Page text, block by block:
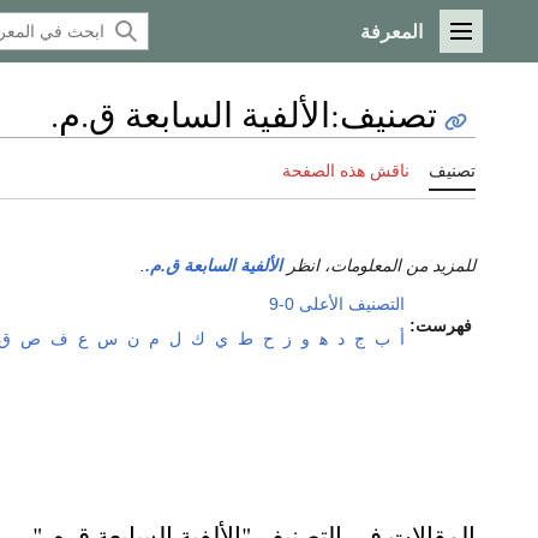
القائمة الرئيسية
المعرفة
تصنيف:الألفية السابعة ق.م.
تصنيف ناقش هذه الصفحة
للمزيد من المعلومات، انظرالألفية السابعة ق.م.
فهرست:
التصنيف الأعلى 0-9
أ
ب ج د ﻫ و ز ح ط ي ك ل م ن س ع ف ص ق